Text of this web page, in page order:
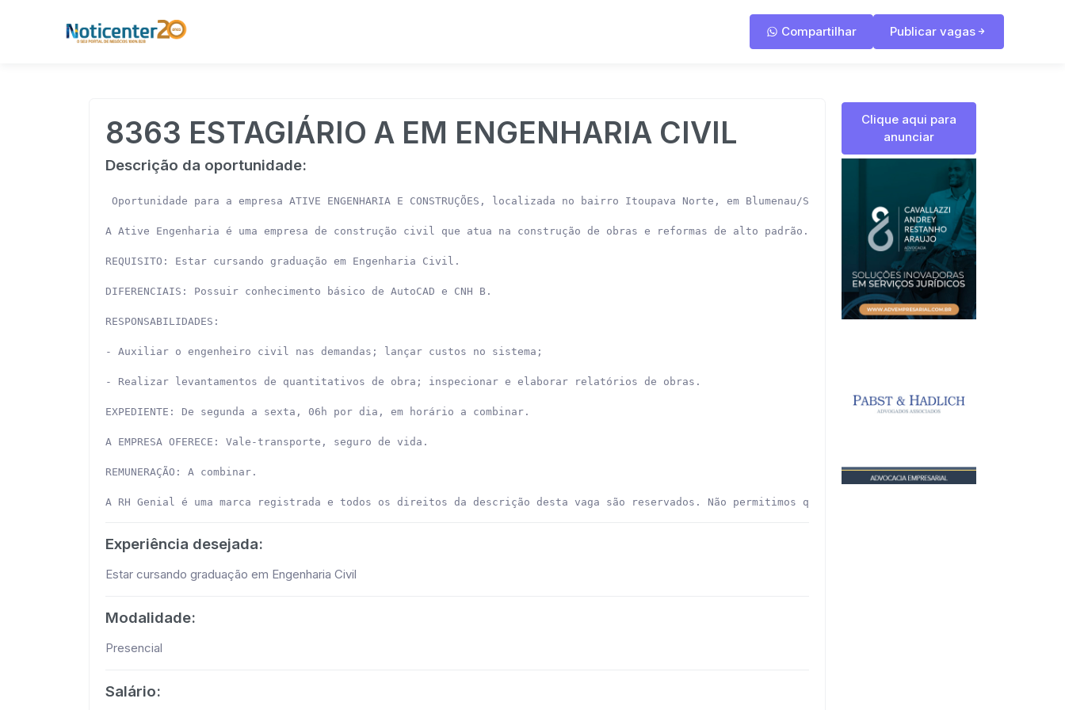
Compartilhar Publicar vagas
8363 ESTAGIÁRIO A EM ENGENHARIA CIVIL
Descrição da oportunidade:
Oportunidade para a empresa ATIVE ENGENHARIA E CONSTRUÇÕES, localizada no bairro Itoupava Norte, em Blumenau/SC.
A Ative Engenharia é uma empresa de construção civil que atua na construção de obras e reformas de alto padrão.
REQUISITO: Estar cursando graduação em Engenharia Civil.
DIFERENCIAIS: Possuir conhecimento básico de AutoCAD e CNH B.
RESPONSABILIDADES:
- Auxiliar o engenheiro civil nas demandas; lançar custos no sistema;
- Realizar levantamentos de quantitativos de obra; inspecionar e elaborar relatórios de obras.
EXPEDIENTE: De segunda a sexta, 06h por dia, em horário a combinar.
A EMPRESA OFERECE: Vale-transporte, seguro de vida.
REMUNERAÇÃO: A combinar.
A RH Genial é uma marca registrada e todos os direitos da descrição desta vaga são reservados. Não permitimos qualquer alteração e não autorizamos a
Experiência desejada:
Estar cursando graduação em Engenharia Civil
Modalidade:
Presencial
Salário:
Clique aqui para
anunciar